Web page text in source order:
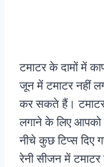
टमाटर के दामों में
जून में टमाटर नहीं
कर सकते हैं।
लगाने के लिए आपको
नीचे कुछ टिप्स
रेनी सीजन में